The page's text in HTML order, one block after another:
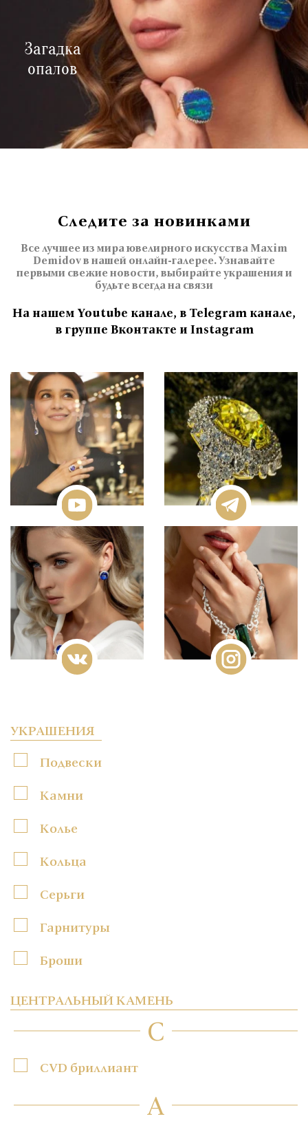
Загадка
опалов
Следите за новинками
Все лучшее из мира ювелирного искусства Maxim
Demidov в нашей онлайн-галерее. Узнавайте
первыми свежие новости, выбирайте украшения и
будьте всегда на связи
На нашем Youtube канале, в Telegram канале,
в группе Вконтакте и Instagram
УКРАШЕНИЯ
Подвески
Камни
Колье
Кольца
Серьги
Гарнитуры
Броши
ЦЕНТРАЛЬНЫЙ КАМЕНЬ
C
CVD бриллиант
А